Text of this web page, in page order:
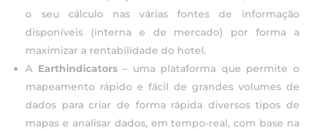
o seu cálculo nas várias fontes de informação
disponíveis (interna e de mercado) por forma a
maximizar a rentabilidade do hotel.
A Earthindicators– uma plataforma que permite o
mapeamento rápido e fácil de grandes volumes de
dados para criar de forma rápida diversos tipos de
mapas e analisar dados, em tempo-real, com base na